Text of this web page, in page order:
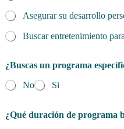
Asegurar su desarrollo
Buscar entretenimiento
¿Buscas un programa
No
Si
¿Qué duración de programa